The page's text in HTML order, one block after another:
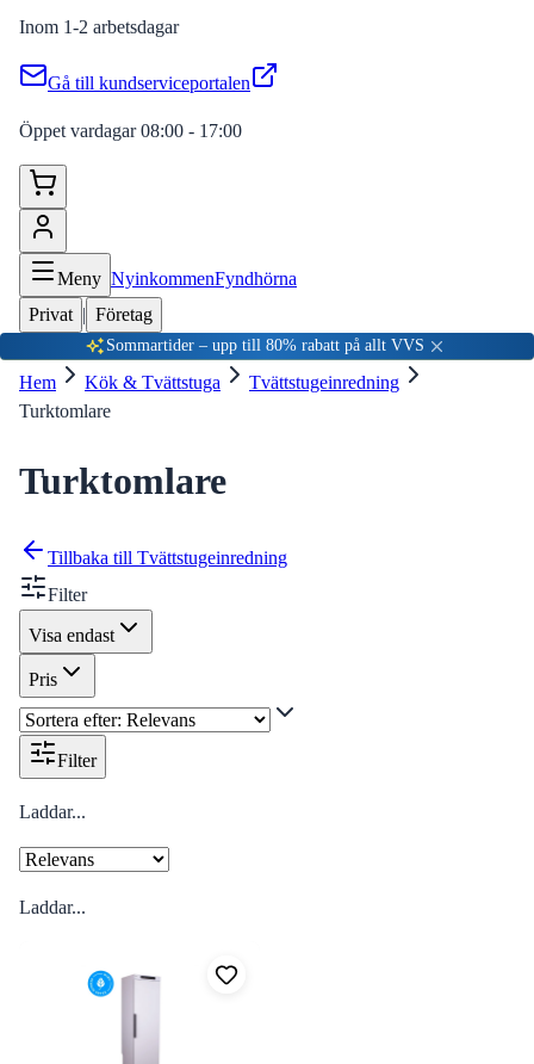
Inom 1-2 arbetsdagar
Gå till kundserviceportalen
Öppet vardagar 08:00 - 17:00
Meny NyinkommenFyndhörna
Privat | Företag
Sommartider – upp till 80% rabatt på allt VVS
Hem Kök & Tvättstuga
Tvättstugeinredning
Turktomlare
Turktomlare
Tillbaka till Tvättstugeinredning
Filter
Visa endast
Pris
Filter
Laddar...
Laddar...